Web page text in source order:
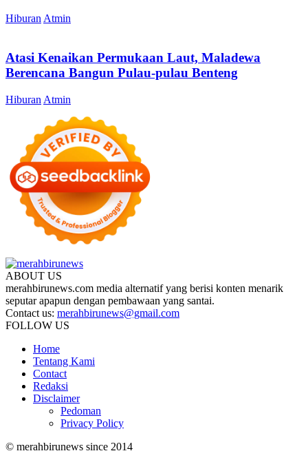
Hiburan Atmin
Atasi Kenaikan Permukaan Laut, Maladewa
Berencana Bangun Pulau-pulau Benteng
Hiburan Atmin
ABOUT US
merahbirunews.com media alternatif yang berisi konten menarik
seputar apapun dengan pembawaan yang santai.
Contact us: merahbirunews@gmail.com
FOLLOW US
Home
Tentang Kami
Contact
Redaksi
Disclaimer
Pedoman
Privacy Policy
© merahbirunews since 2014